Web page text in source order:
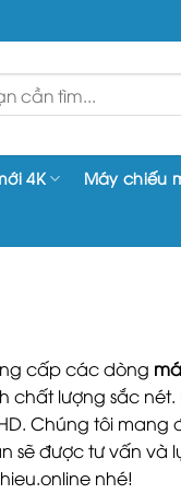
4K Máy chiếu
cấp các dòng
chất lượng sắc
Chúng tôi
sẽ được tư vấn và
nhé!